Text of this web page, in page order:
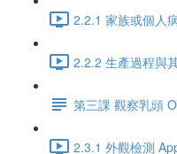
2.2.1 家族或個人
2.2.2 生產過程與
第三課 觀察乳頭
2.3.1 外觀檢測